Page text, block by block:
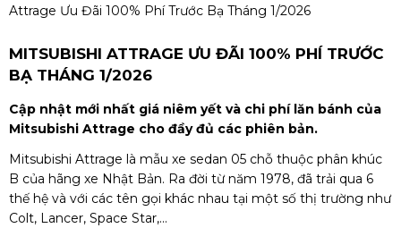
Attrage Ưu Đãi 100% Phí Trước Bạ Tháng 1/2026
MITSUBISHI ATTRAGE ƯU ĐÃI 100% PHÍ TRƯỚC
BẠ THÁNG 1/2026
Cập nhật mới nhất giá niêm yết và chi phí lăn bánh của
Mitsubishi Attrage cho đầy đủ các phiên bản.
Mitsubishi Attrage là mẫu xe sedan 05 chỗ thuộc phân khúc
B của hãng xe Nhật Bản. Ra đời từ năm 1978, đã trải qua 6
thế hệ và với các tên gọi khác nhau tại một số thị trường như
Colt, Lancer, Space Star,...